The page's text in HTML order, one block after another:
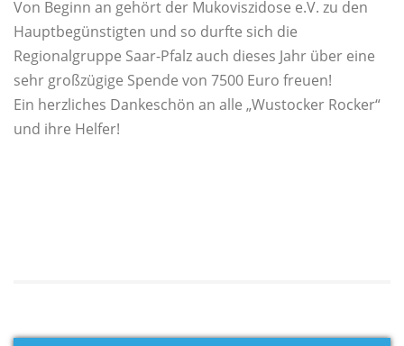
Von Beginn an gehört der Mukoviszidose e.V. zu den
Hauptbegünstigten und so durfte sich die
Regionalgruppe Saar-Pfalz auch dieses Jahr über eine
sehr großzügige Spende von 7500 Euro freuen!
Ein herzliches Dankeschön an alle „Wustocker Rocker“
und ihre Helfer!